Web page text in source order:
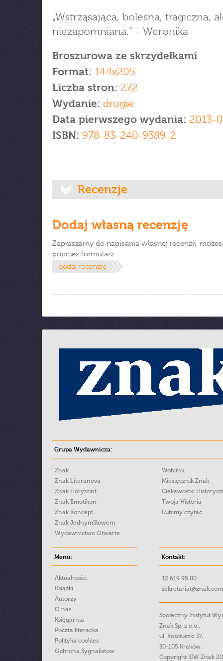
„Wstrząsająca, bolesna, tragiczna,
niezapomniana.” - Weronika
Broszurowa ze skrzydełkami
Format: 144x205
Liczba stron: 272
Wydanie: drugie
Data pierwszego wydania: 2013-
ISBN: 978-83-240-9389-2
Recenzje
Dodaj własną recenzję
Zapraszamy do napisania własnej recenzji,
poprzez formularz.
Grupa Wydawnicza:
Znak
Znak Literanova
Znak Horyzont
Znak Emotikon
Znak Koncept
Znak JednymSłowem
Wydawnictwo Otwarte
Woblink
Miesięcznik Znak
Ciekawostki
Twoja Historia
Lubimy czytać
Menu:
Aktualności
Książki
Autorzy
O nas
Księgarnia
Poczta literacka
Polityka cookies
Ochrona Sygnalistow
Kontakt:
12 619 95 00
Społeczny Instytut
Znak Sp. z o.o.,
ul. Kościuszki 37,
30-105 Kraków
Copyright SIW Znak